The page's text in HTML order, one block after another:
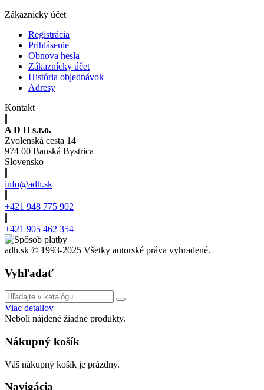
Zákaznícky účet
Registrácia
Prihlásenie
Obnova hesla
Zákaznícky účet
História objednávok
Adresy
Kontakt
A D H s.r.o.
Zvolenská cesta 14
974 00 Banská Bystrica
Slovensko
info@adh.sk
+421 948 775 902
+421 905 462 354
adh.sk © 1993-2025 Všetky autorské práva vyhradené.
Vyhľadať
Viac detailov
Neboli nájdené žiadne produkty.
Nákupný košík
Váš nákupný košík je prázdny.
Navigácia